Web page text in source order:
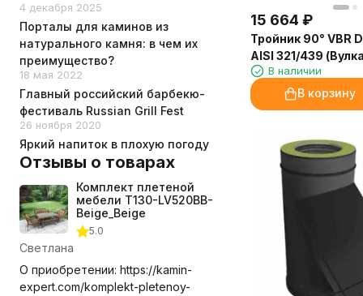
15 664 ₽
Тройник 90° VBR
AISI 321/439
В наличии
В корзину
4 декабря 2025
Порталы для каминов из
натурального камня: в чем их
преимущество?
18 мая 2022
Главный российский барбекю-
фестиваль Russian Grill Fest
26 ноября 2020
Яркий напиток в плохую погоду
Отзывы о товарах
Комплект плетеной
мебели T130-LV520BB-
Beige_Beige
5.0
Светлана
О приобретении: https://kamin-
expert.com/komplekt-pletenoy-